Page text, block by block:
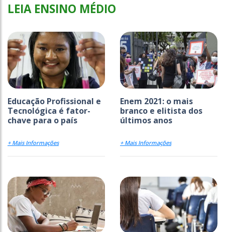
LEIA ENSINO MÉDIO
Educação Profissional e
Tecnológica é fator-
chave para o país
+ Mais Informações
Enem 2021: o mais
branco e elitista dos
últimos anos
+ Mais Informações